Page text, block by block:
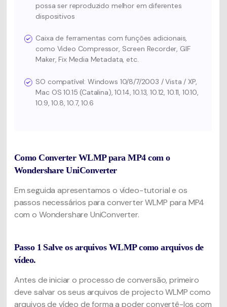
possa ser reproduzido melhor em diferentes
dispositivos
Caixa de ferramentas com funções adicionais,
como Video Compressor, Screen Recorder, GIF
Maker, Fix Media Metadata, etc.
SO compatível: Windows 10/8/7/2003 / Vista / XP,
Mac OS 10.15 (Catalina), 10.14, 10.13, 10.12, 10.11, 10.10,
10.9, 10.8, 10.7, 10.6
Como Converter WLMP para MP4 com o
Wondershare UniConverter
Em seguida apresentamos o vídeo-tutorial e os
passos necessários para converter WLMP para MP4
com o Wondershare UniConverter.
Passo 1 Salve os arquivos WLMP como arquivos de
vídeo.
Antes de iniciar o processo de conversão, primeiro
deve salvar os seus arquivos de projecto WLMP como
arquivos de vídeo de forma a poder convertê-los com